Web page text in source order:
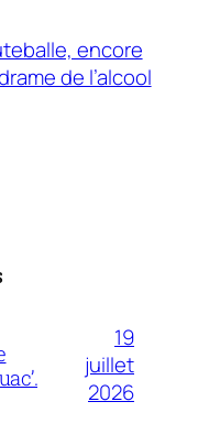
encore
de l’alcool
19
juillet
2026